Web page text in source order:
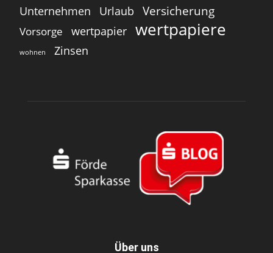
Unternehmen Urlaub Versicherung
Vorsorge wertpapier wertpapiere
wohnen Zinsen
Über uns